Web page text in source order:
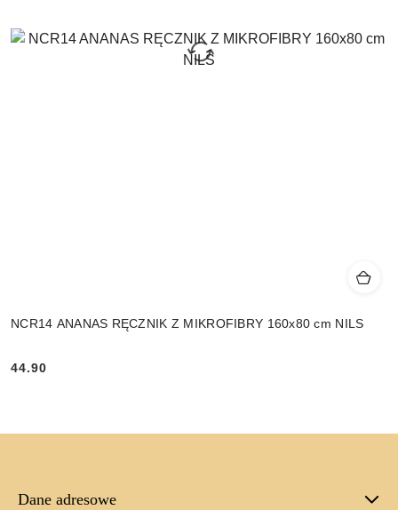
NCR14 ANANAS RĘCZNIK Z MIKROFIBRY 160x80 cm NILS
Cena:
44.90
Dane adresowe